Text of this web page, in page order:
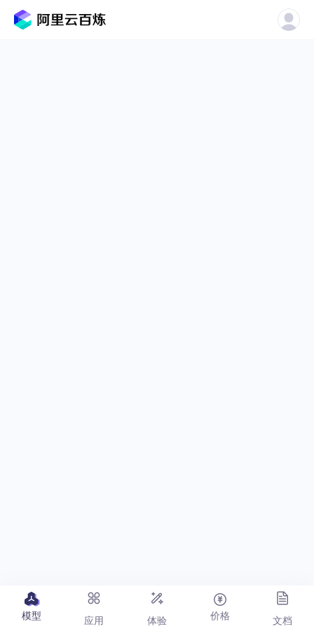
模型 应用 体验 价格 文档